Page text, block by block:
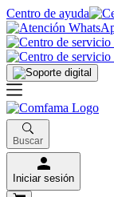
Centro de ayuda
Buscar
Iniciar sesión